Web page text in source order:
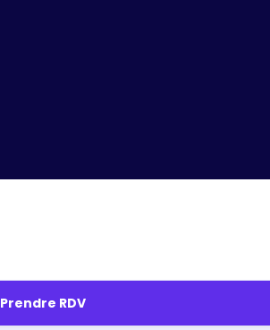
Prendre RDV